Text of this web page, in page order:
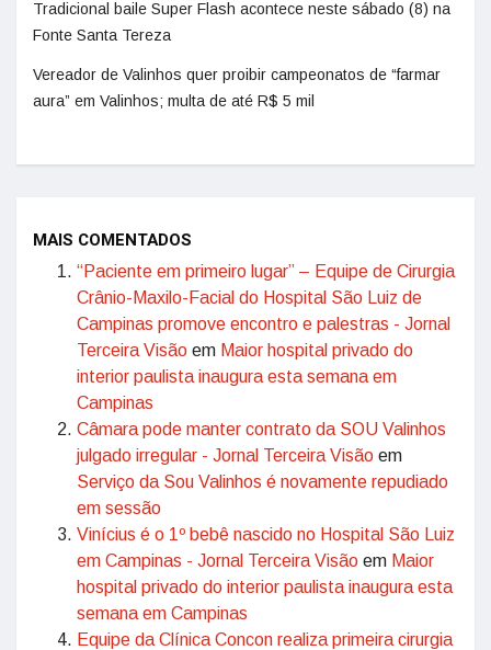
Tradicional baile Super Flash acontece neste sábado (8) na
Fonte Santa Tereza
Vereador de Valinhos quer proibir campeonatos de “farmar
aura” em Valinhos; multa de até R$ 5 mil
MAIS COMENTADOS
“Paciente em primeiro lugar” – Equipe de Cirurgia
Crânio-Maxilo-Facial do Hospital São Luiz de
Campinas promove encontro e palestras - Jornal
Terceira Visão em Maior hospital privado do
interior paulista inaugura esta semana em
Campinas
Câmara pode manter contrato da SOU Valinhos
julgado irregular - Jornal Terceira Visão em
Serviço da Sou Valinhos é novamente repudiado
em sessão
Vinícius é o 1º bebê nascido no Hospital São Luiz
em Campinas - Jornal Terceira Visão em Maior
hospital privado do interior paulista inaugura esta
semana em Campinas
Equipe da Clínica Concon realiza primeira cirurgia